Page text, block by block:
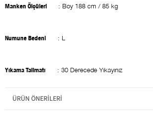
Manken Ölçüleri : Boy 188 cm / 85 kg
Numune Bedeni : L
Yıkama Talimatı : 30 Derecede Yıkayınız
MADE IN TURKEY
ÜRÜN ÖNERILERI